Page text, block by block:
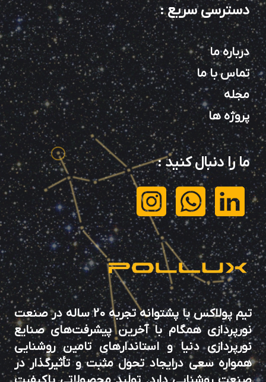
دسترسی سریع:
درباره ما
تماس با ما
مجله
پروژه ها
ما را دنبال کنید:
تیم پولاکس با پشتوانه تجربه 20 ساله در صنعت
نورپردازی همگام با آخرین پیشرفت‌های صنایع
نورپردازی دنیا و استاندارهای تامین روشنایی
همواره سعی درایجاد تحول مثبت و تأثیرگذار در